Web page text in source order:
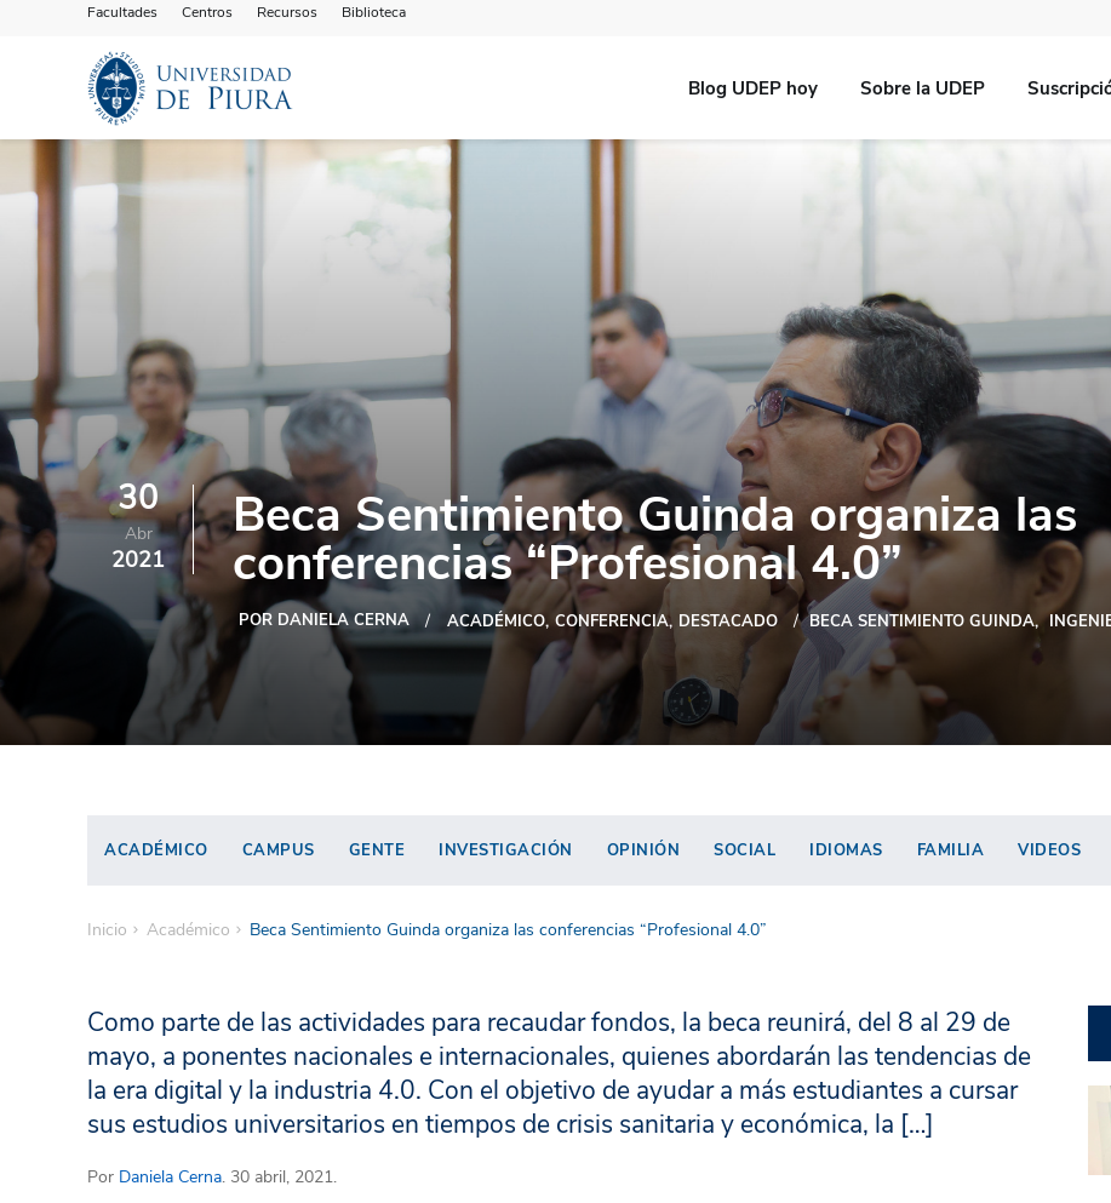
Facultades Centros Recursos Biblioteca
Blog UDEP hoy Sobre la UDEP
30
Abr
2021
Beca Sentimiento Guinda organiza las
conferencias “Profesional 4.0”
POR DANIELA CERNA ACADÉMICO CONFERENCIA DESTACADO BECA SENTIMIENTO GUINDA
ACADÉMICO CAMPUS GENTE INVESTIGACIÓN OPINIÓN SOCIAL IDIOMAS FAMILIA VIDEOS
Inicio Académico Beca Sentimiento Guinda organiza las conferencias “Profesional 4.0”
Como parte de las actividades para recaudar fondos, la beca reunirá, del 8 al 29 de
mayo, a ponentes nacionales e internacionales, quienes abordarán las tendencias de
la era digital y la industria 4.0. Con el objetivo de ayudar a más estudiantes a cursar
sus estudios universitarios en tiempos de crisis sanitaria y económica, la […]
Por Daniela Cerna. 30 abril, 2021.